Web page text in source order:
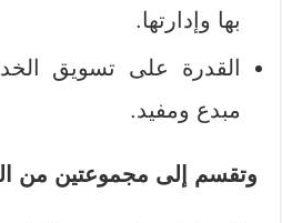
بها وإدارتها.
القدرة على تسويق
مبدع ومفيد.
وتقسم إلى مجموعتين من